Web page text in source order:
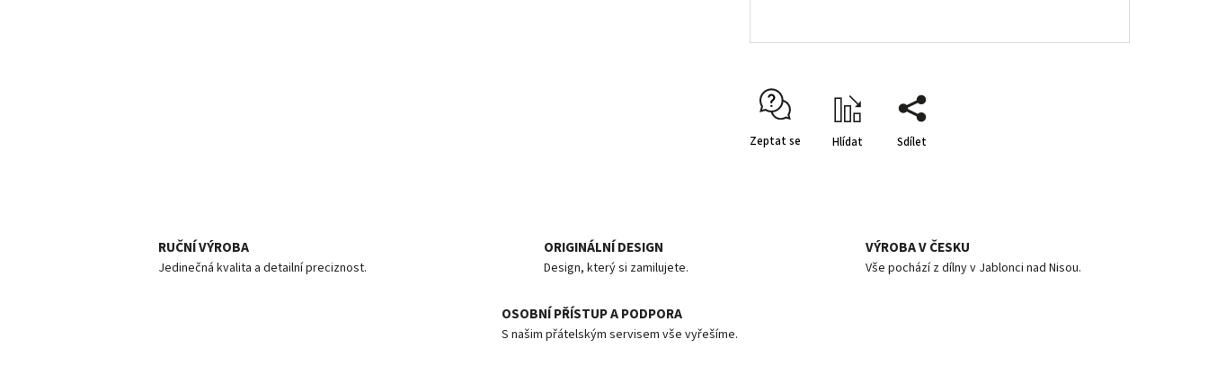
Zeptat se Hlídat Sdílet
RUČNÍ VÝROBA
Jedinečná kvalita a detailní preciznost.
ORIGINÁLNÍ DESIGN
Design, který si zamilujete.
VÝROBA V ČESKU
Vše pochází z dílny v Jablonci nad Nisou.
OSOBNÍ PŘÍSTUP A PODPORA
S našim přátelským servisem vše vyřešíme.